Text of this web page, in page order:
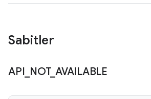
Sabitler
API NOT_ AVAILABLE